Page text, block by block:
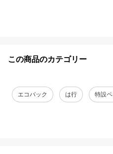
この商品のカテゴリー
エコバック は行 特設